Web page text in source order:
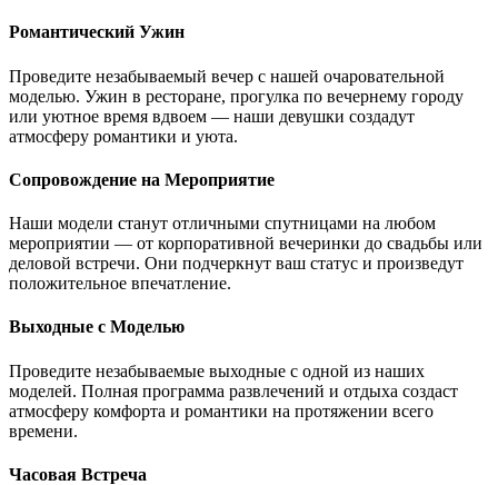
Романтический Ужин
Проведите незабываемый вечер с нашей очаровательной
моделью. Ужин в ресторане, прогулка по вечернему городу
или уютное время вдвоем — наши девушки создадут
атмосферу романтики и уюта.
Сопровождение на Мероприятие
Наши модели станут отличными спутницами на любом
мероприятии — от корпоративной вечеринки до свадьбы или
деловой встречи. Они подчеркнут ваш статус и произведут
положительное впечатление.
Выходные с Моделью
Проведите незабываемые выходные с одной из наших
моделей. Полная программа развлечений и отдыха создаст
атмосферу комфорта и романтики на протяжении всего
времени.
Часовая Встреча